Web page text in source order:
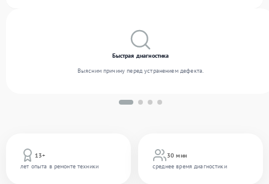
13+
лет опыта в ремонте техники
30 мин
среднее время диагностики
Быстрая диагностика
Выясним причину перед устранением дефекта.